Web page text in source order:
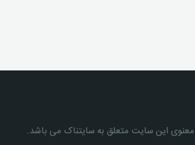
این سایت متعلق به سایتناک می باشد.